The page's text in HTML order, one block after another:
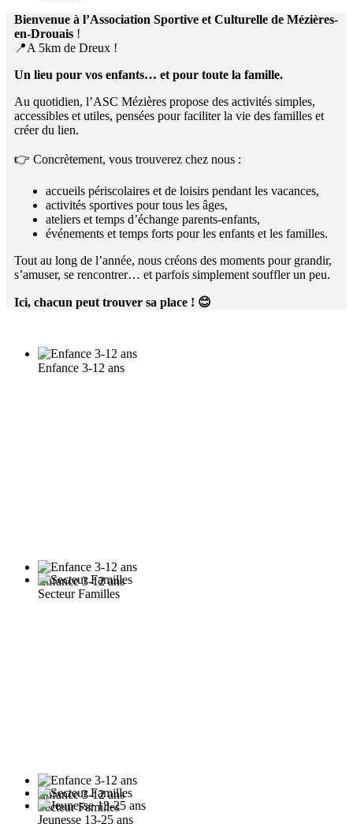
Bienvenue à l’Association Sportive et Culturelle de Mézières-
en-Drouais !
📍A 5km de Dreux !
Un lieu pour vos enfants… et pour toute la famille.
Au quotidien, l’ASC Mézières propose des activités simples,
accessibles et utiles, pensées pour faciliter la vie des familles et
créer du lien.
👉 Concrètement, vous trouverez chez nous :
accueils périscolaires et de loisirs pendant les vacances,
activités sportives pour tous les âges,
ateliers et temps d’échange parents-enfants,
événements et temps forts pour les enfants et les familles.
Tout au long de l’année, nous créons des moments pour grandir,
s’amuser, se rencontrer… et parfois simplement souffler un peu.
Ici, chacun peut trouver sa place ! 😊
Enfance 3-12 ans
Enfance 3-12 ans
Enfance 3-12 ans
Secteur Familles
Secteur Familles
Jeunesse 13-25 ans